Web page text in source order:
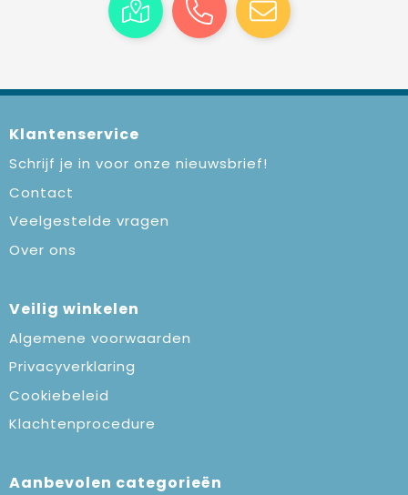
Klantenservice
Schrijf je in voor onze nieuwsbrief!
Contact
Veelgestelde vragen
Over ons
Veilig winkelen
Algemene voorwaarden
Privacyverklaring
Cookiebeleid
Klachtenprocedure
Aanbevolen categorieën